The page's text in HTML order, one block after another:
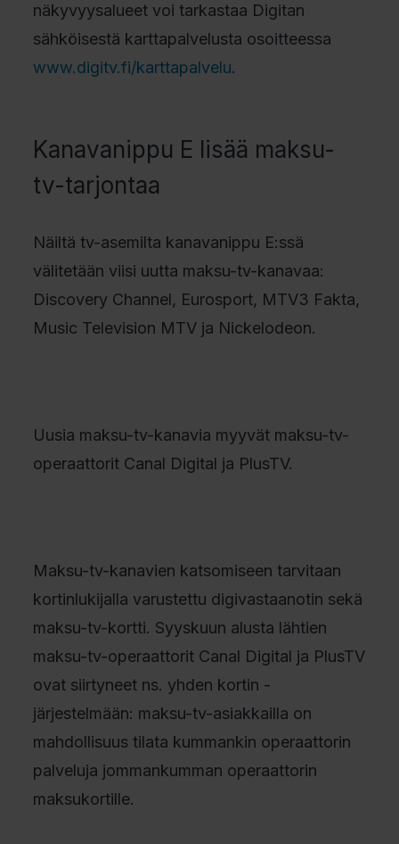
näkyvyysalueet voi tarkastaa Digitan
sähköisestä karttapalvelusta osoitteessa
www.digitv.fi/karttapalvelu.
Kanavanippu E lisää maksu-
tv-tarjontaa
Näiltä tv-asemilta kanavanippu E:ssä
välitetään viisi uutta maksu-tv-kanavaa:
Discovery Channel, Eurosport, MTV3 Fakta,
Music Television MTV ja Nickelodeon.
Uusia maksu-tv-kanavia myyvät maksu-tv-
operaattorit Canal Digital ja PlusTV.
Maksu-tv-kanavien katsomiseen tarvitaan
kortinlukijalla varustettu digivastaanotin sekä
maksu-tv-kortti. Syyskuun alusta lähtien
maksu-tv-operaattorit Canal Digital ja PlusTV
ovat siirtyneet ns. yhden kortin -
järjestelmään: maksu-tv-asiakkailla on
mahdollisuus tilata kummankin operaattorin
palveluja jommankumman operaattorin
maksukortille.